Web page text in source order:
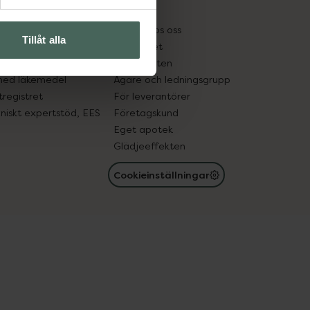
Tillåt alla
in gammal medicin
läkemedel
expertstöd, EES
Pressrum
Jobba hos oss
Hållbarhet
Samarbeten
Ägare och ledningsgrupp
För leverantörer
Företagskund
Eget apotek
Glädjeeffekten
Cookieinställningar